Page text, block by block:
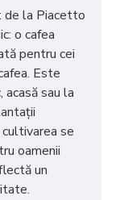
de la Piacetto
o cafea
pentru cei
Este
sau la
cultivarea se
oamenii
un